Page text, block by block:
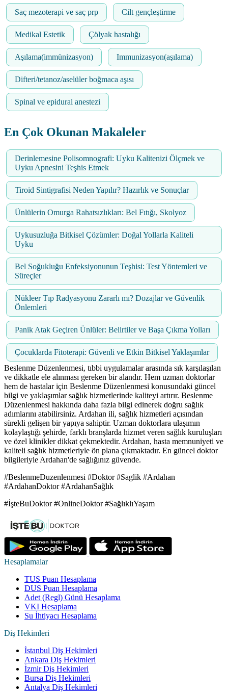
Saç mezoterapi ve saç prp Cilt gençleştirme
Medikal Estetik Çölyak hastalığı
Aşılama(immünizasyon) Immunizasyon(aşılama)
Difteri/tetanoz/aselüler boğmaca aşısı
Spinal ve epidural anestezi
En Çok Okunan Makaleler
Derinlemesine Polisomnografi: Uyku Kalitenizi Ölçmek ve
Uyku Apnesini Teşhis Etmek
Tiroid Sintigrafisi Neden Yapılır? Hazırlık ve Sonuçlar
Ünlülerin Omurga Rahatsızlıkları: Bel Fıtığı, Skolyoz
Uykusuzluğa Bitkisel Çözümler: Doğal Yollarla Kaliteli
Uyku
Bel Soğukluğu Enfeksiyonunun Teşhisi: Test Yöntemleri ve
Süreçler
Nükleer Tıp Radyasyonu Zararlı mı? Dozajlar ve Güvenlik
Önlemleri
Panik Atak Geçiren Ünlüler: Belirtiler ve Başa Çıkma Yolları
Çocuklarda Fitoterapi: Güvenli ve Etkin Bitkisel Yaklaşımlar
Beslenme Düzenlenmesi, tıbbi uygulamalar arasında sık karşılaşılan
ve dikkatle ele alınması gereken bir alandır. Hem uzman doktorlar
hem de hastalar için Beslenme Düzenlenmesi konusundaki güncel
bilgi ve yaklaşımlar sağlık hizmetlerinde kaliteyi artırır. Beslenme
Düzenlenmesi hakkında daha fazla bilgi edinerek doğru sağlık
adımlarını atabilirsiniz. Ardahan ili, sağlık hizmetleri açısından
sürekli gelişen bir yapıya sahiptir. Uzman doktorlara ulaşımın
kolaylaştığı şehirde, farklı branşlarda hizmet veren sağlık kuruluşları
ve özel klinikler dikkat çekmektedir. Ardahan, hasta memnuniyeti ve
kaliteli sağlık hizmetleriyle ön plana çıkmaktadır. En güncel doktor
bilgileriyle Ardahan'de sağlığınız güvende.
#BeslenmeDuzenlenmesi #Doktor #Saglik #Ardahan
#ArdahanDoktor #ArdahanSağlık
#İşteBuDoktor #OnlineDoktor #SağlıklıYaşam
Hesaplamalar
TUS Puan Hesaplama
DUS Puan Hesaplama
Adet (Regl) Günü Hesaplama
VKI Hesaplama
Su İhtiyacı Hesaplama
Diş Hekimleri
İstanbul Diş Hekimleri
Ankara Diş Hekimleri
İzmir Diş Hekimleri
Bursa Diş Hekimleri
Antalya Diş Hekimleri